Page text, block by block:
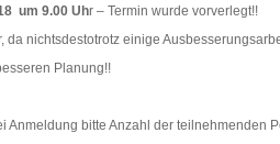
um 9.00 Uhr – Termin wurde vorverlegt!!
da nichtsdestotrotz einige
Planung!!
Anmeldung bitte Anzahl der teilnehmenden